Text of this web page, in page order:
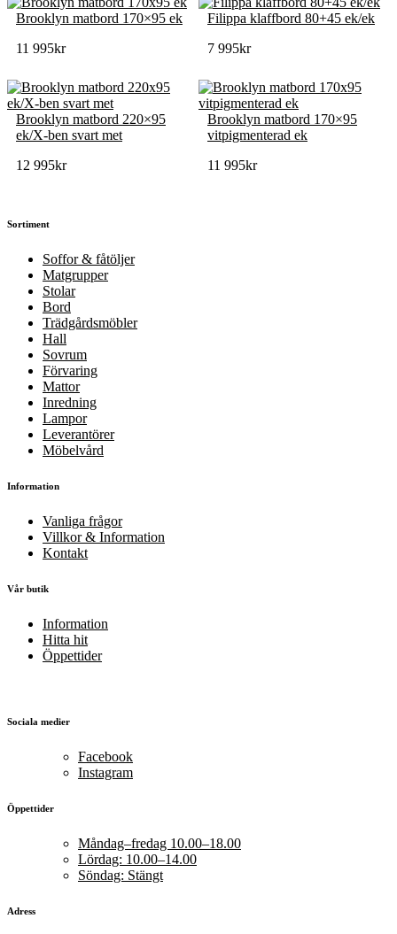
Brooklyn matbord 170×95 ek
11 995kr
Filippa klaffbord 80+45 ek/ek
7 995kr
Brooklyn matbord 220×95
ek/X-ben svart met
12 995kr
Brooklyn matbord 170×95
vitpigmenterad ek
11 995kr
Sortiment
Soffor & fåtöljer
Matgrupper
Stolar
Bord
Trädgårdsmöbler
Hall
Sovrum
Förvaring
Mattor
Inredning
Lampor
Leverantörer
Möbelvård
Information
Vanliga frågor
Villkor & Information
Kontakt
Vår butik
Information
Hitta hit
Öppettider
Sociala medier
Facebook
Instagram
Öppettider
Måndag–fredag 10.00–18.00
Lördag: 10.00–14.00
Söndag: Stängt
Adress